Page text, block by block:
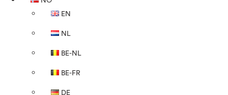
EN
NL
BE-NL
BE-FR
DE